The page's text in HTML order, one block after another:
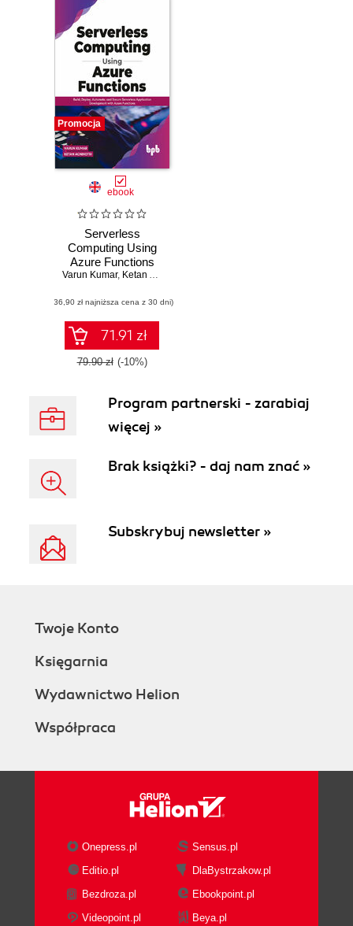
Promocja
ebook
Serverless
Computing Using
Azure Functions
Varun Kumar, Ketan Agnihotri
(36,90 zł najniższa cena z 30 dni)
71.91 zł
79.90 zł (-10%)
Program partnerski - zarabiaj
więcej »
Brak książki? - daj nam znać »
Subskrybuj newsletter »
Twoje Konto
Księgarnia
Wydawnictwo Helion
Współpraca
Onepress.pl
Sensus.pl
Editio.pl
DlaBystrzakow.pl
Bezdroza.pl
Ebookpoint.pl
Videopoint.pl
Beya.pl